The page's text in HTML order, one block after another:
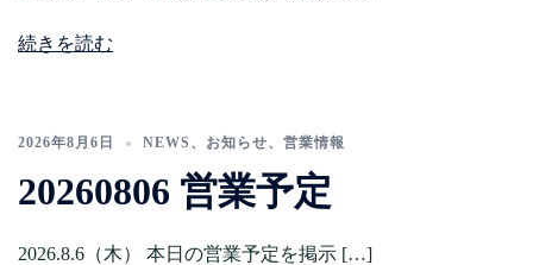
続きを読む
2026年8月6日 NEWS 、 お知らせ、 営業情報
20260806 営業予定
2026.8.6（木） 本日の営業予定を掲示 […]